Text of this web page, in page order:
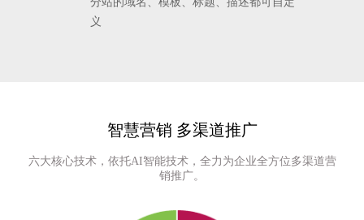
义
智慧营销 多渠道推广
六大核心技术，依托AI智能技术，全力为企业全方位多渠道营
销推广。